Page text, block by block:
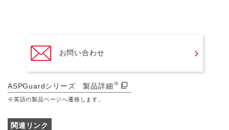
お問い合わせ
ASPGuardシリーズ 製品詳細 ※
※英語の製品ページへ遷移します。
関連リンク